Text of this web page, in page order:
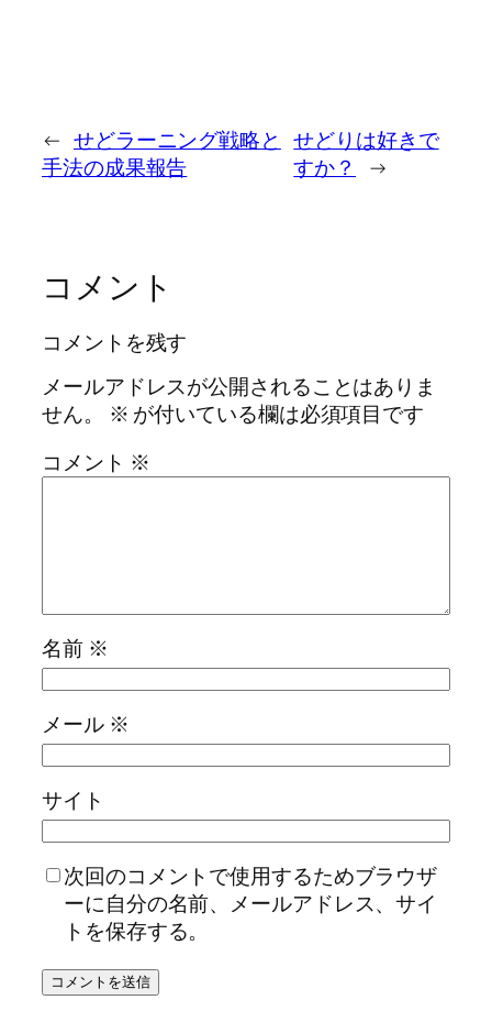
← せどラーニング戦略と
手法の成果報告
せどりは好きで
すか？
→
コメント
コメントを残す
メールアドレスが公開されることはありま
せん。
※ が付いている欄は必須項目です
コメント ※
名前 ※
メール ※
サイト
次回のコメントで使用するためブラウザ
ーに自分の名前、メールアドレス、サイ
トを保存する。